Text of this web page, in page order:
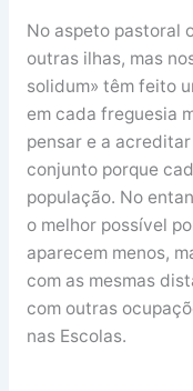
No aspeto pastoral
outras ilhas, mas
solidum» têm feito
em cada freguesia
pensar e a
conjunto porque
população. No
o melhor possível
aparecem menos,
com as mesmas
com outras
nas Escolas.